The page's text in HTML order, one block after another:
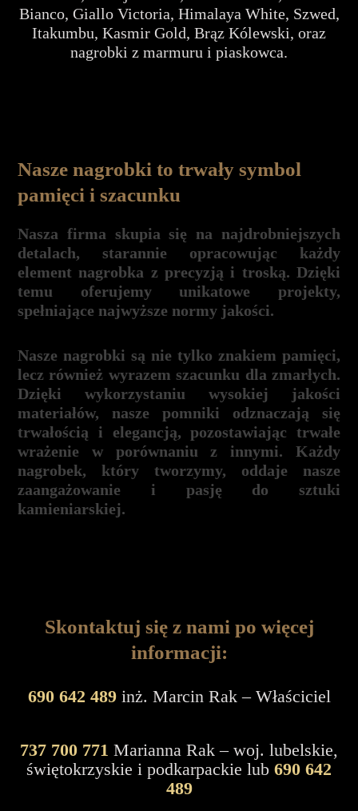
Bianco, Giallo Victoria, Himalaya White, Szwed,
Itakumbu, Kasmir Gold, Brąz Kólewski, oraz
nagrobki z marmuru i piaskowca.
Nasze nagrobki to trwały symbol
pamięci i szacunku
Nasza firma skupia się na najdrobniejszych
detalach, starannie opracowując każdy
element nagrobka z precyzją i troską. Dzięki
temu oferujemy unikatowe projekty,
spełniające najwyższe normy jakości.
Nasze nagrobki są nie tylko znakiem pamięci,
lecz również wyrazem szacunku dla zmarłych.
Dzięki wykorzystaniu wysokiej jakości
materiałów, nasze pomniki odznaczają się
trwałością i elegancją, pozostawiając trwałe
wrażenie w porównaniu z innymi. Każdy
nagrobek, który tworzymy, oddaje nasze
zaangażowanie i pasję do sztuki
kamieniarskiej.
Skontaktuj się z nami po więcej
informacji:
690 642 489inż. Marcin Rak – Właściciel
737 700 771 Marianna Rak – woj. lubelskie,
świętokrzyskie i podkarpackie lub 690 642
489